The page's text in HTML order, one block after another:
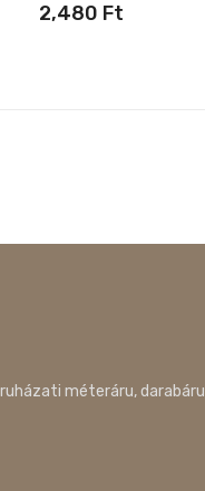
2,480 Ft
méteráru, darabáru